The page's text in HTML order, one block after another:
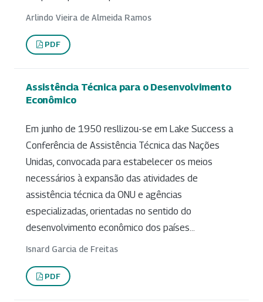
Arlindo Vieira de Almeida Ramos
PDF
Assistência Técnica para o Desenvolvimento
Econômico
Em junho de 1950 resllizou-se em Lake Success a
Conferência de Assistência Técnica das Nações
Unidas, convocada para estabelecer os meios
necessários à expansão das atividades de
assistência técnica da ONU e agências
especializadas, orientadas no sentido do
desenvolvimento econômico dos países...
Isnard Garcia de Freitas
PDF